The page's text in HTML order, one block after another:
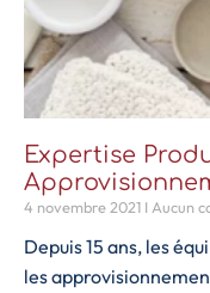
Expertise
4 novembre 2021 Aucun
Depuis 15 ans, les
les